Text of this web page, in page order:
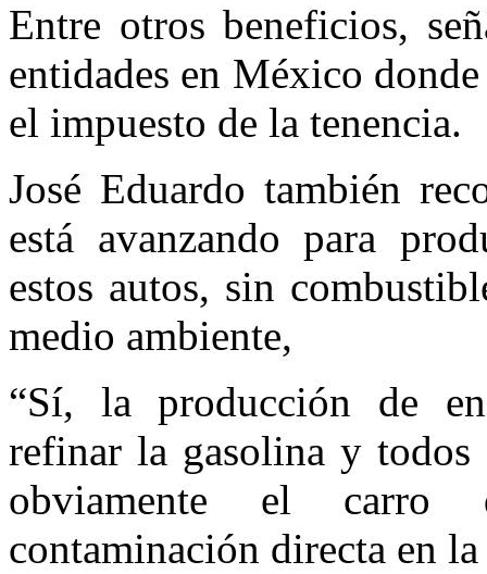
Entre otros beneficios,
entidades en México
el impuesto de la tenencia.
José Eduardo también
está avanzando para
estos autos, sin
medio ambiente,
“Sí, la producción de
refinar la gasolina y todos
obviamente el carro
contaminación directa en